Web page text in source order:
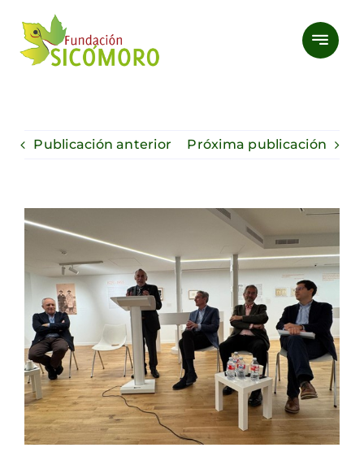
contenido
Publicación anterior Próxima publicación
Ver
imagen
grande